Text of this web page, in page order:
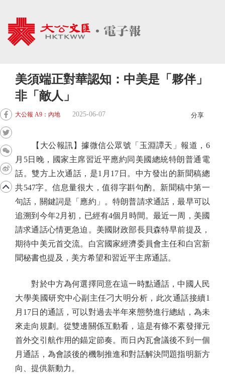
美須端正對華認知：中美是「夥伴」
非「敵人」
大公報 A9：內地 2025-06-07 分享
【大公報訊】據微信公眾號「玉淵譚天」報道，6
月5日晚，國家主席習近平應約同美國總統特朗普通電
話。雙方上次通話，是1月17日。中方發出的新聞稿總
共547字。信息量很大，值得字斟句酌。新聞稿中第一
句話，關鍵詞是「應約」。特朗普請求通話，最早可以
追溯到今年2月初，已經有4個月時間。最近一周，美國
請求通話心情更急迫。美國財政部長貝森特早前提及，
期待中美元首交流。白宮國家經濟委員會主任和白宮新
聞秘書也提及，美方希望和習近平主席通話。
對於中方為何選擇同意在這一時點通話，中國人民
大學美國研究中心副主任刁大明分析，此次通話接續1
月17日的通話，可以對過去半年來態勢進行總結，為未
來走向規劃。從雙邊關係互動看，這是有條不紊發揮元
首外交引航作用的錨定節奏。而日內瓦會議後不到一個
月通話，為會談後的機制推進和對話解決問題指明新方
向、提供新動力。